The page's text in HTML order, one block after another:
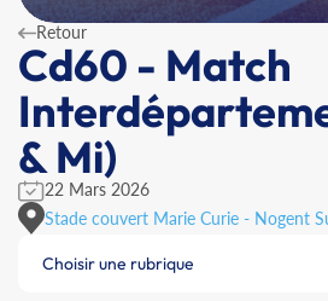
Retour
Cd60 - Match
& Mi)
22 Mars 2026
Stade couvert Marie Curie - Nogent
Choisir une rubrique